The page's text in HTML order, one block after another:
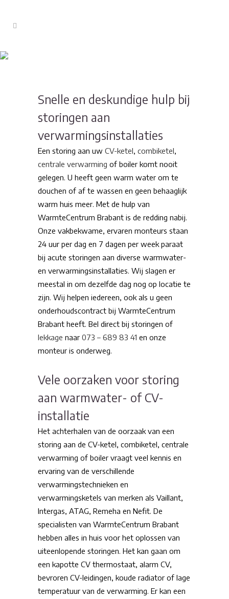
Snelle en deskundige hulp bij
storingen aan
verwarmingsinstallaties
Een storing aan uw CV-ketel, combiketel,
centrale verwarming of boiler komt nooit
gelegen. U heeft geen warm water om te
douchen of af te wassen en geen behaaglijk
warm huis meer. Met de hulp van
WarmteCentrum Brabant is de redding nabij.
Onze vakbekwame, ervaren monteurs staan
24 uur per dag en 7 dagen per week paraat
bij acute storingen aan diverse warmwater-
en verwarmingsinstallaties. Wij slagen er
meestal in om dezelfde dag nog op locatie te
zijn. Wij helpen iedereen, ook als u geen
onderhoudscontract bij WarmteCentrum
Brabant heeft. Bel direct bij storingen of
lekkage naar 073 – 689 83 41 en onze
monteur is onderweg.
Vele oorzaken voor storing
aan warmwater- of CV-
installatie
Het achterhalen van de oorzaak van een
storing aan de CV-ketel, combiketel, centrale
verwarming of boiler vraagt veel kennis en
ervaring van de verschillende
verwarmingstechnieken en
verwarmingsketels van merken als Vaillant,
Intergas, ATAG, Remeha en Nefit. De
specialisten van WarmteCentrum Brabant
hebben alles in huis voor het oplossen van
uiteenlopende storingen. Het kan gaan om
een kapotte CV thermostaat, alarm CV,
bevroren CV-leidingen, koude radiator of lage
temperatuur van de verwarming. Er kan een